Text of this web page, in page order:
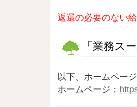
返還の必要のない
「業務ス
以下、ホームペー
ホームページ：